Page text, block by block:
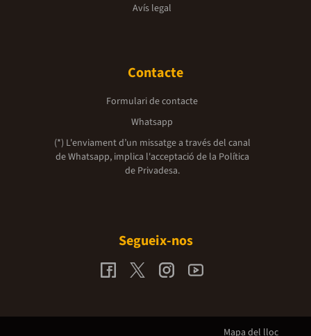
Avís legal
Contacte
Formulari de contacte
Whatsapp
(*) L'enviament d’un missatge a través del canal
de Whatsapp, implica l'acceptació de la Política
de Privadesa.
Segueix-nos
Mapa del lloc